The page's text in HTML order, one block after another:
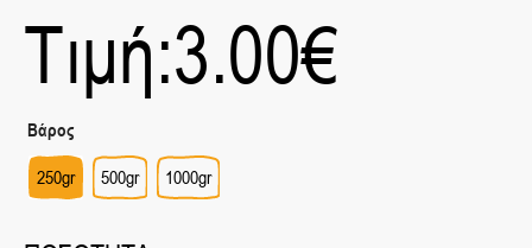
Τιμή:3.00€
Βάρος
250gr 500gr 1000gr